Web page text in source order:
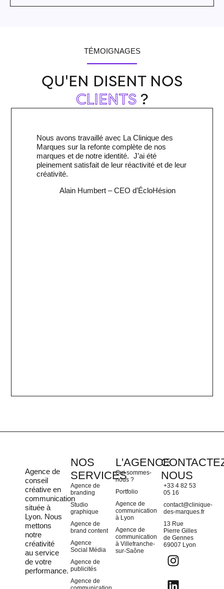
TÉMOIGNAGES
QU'EN DISENT NOS
CLIENTS ?
Nous avons travaillé avec La Clinique des
Marques sur la refonte complète de nos
marques et de notre identité. J’ai été
pleinement satisfait de leur réactivité et de leur
créativité.
Alain Humbert– CEO d’ÉcloHésion
Agence de
conseil
créative en
communication
située à
Lyon. Nous
mettons
notre
créativité
au service
de votre
performance.
NOS
SERVICES
Agence de
branding
Studio
graphique
Agence de
brand content
Agence
Social Média
Agence de
publicités
Agence de
L'AGENCE
Qui sommes-
nous ?
Portfolio
Agence de
communication
à Lyon
Agence de
communication
à Villefranche-
sur-Saône
NOUS
+33 4 82 53
05 16
contact@clinique-
des-marques.fr
13 Rue
Pierre Gilles
de Gennes
69007 Lyon